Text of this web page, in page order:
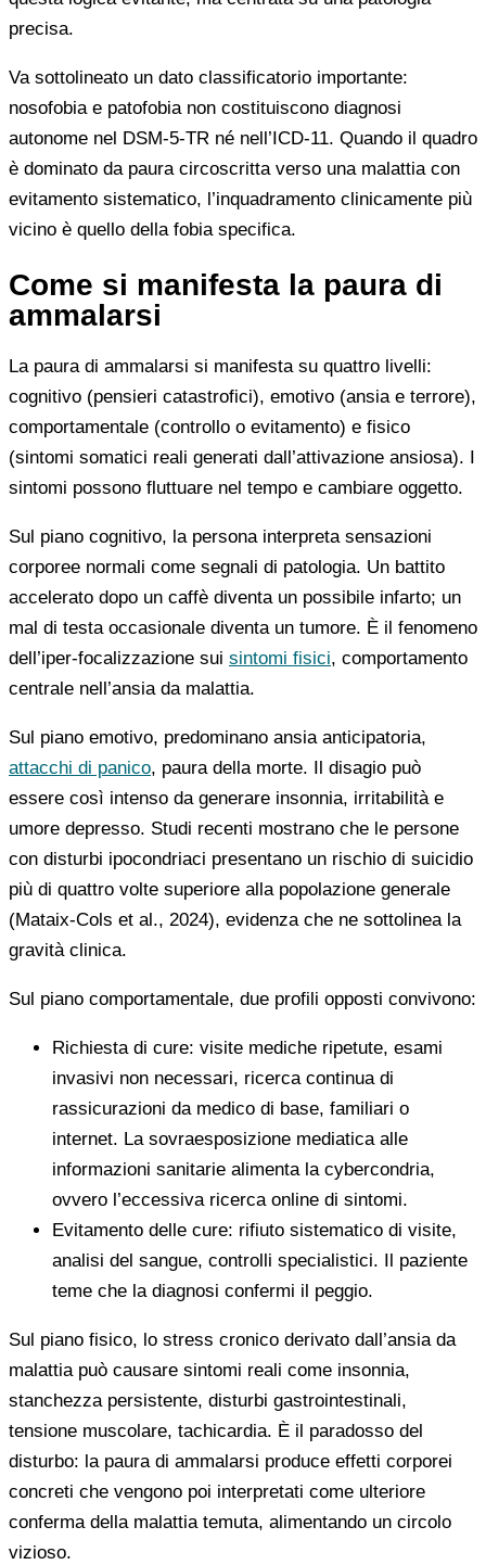
precisa.
Va sottolineato un dato classificatorio importante:
nosofobia e patofobia non costituiscono diagnosi
autonome nel DSM-5-TR né nell’ICD-11. Quando il quadro
è dominato da paura circoscritta verso una malattia con
evitamento sistematico, l’inquadramento clinicamente più
vicino è quello della fobia specifica.
Come si manifesta la paura di
ammalarsi
La paura di ammalarsi si manifesta su quattro livelli:
cognitivo (pensieri catastrofici), emotivo (ansia e terrore),
comportamentale (controllo o evitamento) e fisico
(sintomi somatici reali generati dall’attivazione ansiosa). I
sintomi possono fluttuare nel tempo e cambiare oggetto.
Sul piano cognitivo, la persona interpreta sensazioni
corporee normali come segnali di patologia. Un battito
accelerato dopo un caffè diventa un possibile infarto; un
mal di testa occasionale diventa un tumore. È il fenomeno
dell’iper-focalizzazione sui sintomi fisici, comportamento
centrale nell’ansia da malattia.
Sul piano emotivo, predominano ansia anticipatoria,
attacchi di panico, paura della morte. Il disagio può
essere così intenso da generare insonnia, irritabilità e
umore depresso. Studi recenti mostrano che le persone
con disturbi ipocondriaci presentano un rischio di suicidio
più di quattro volte superiore alla popolazione generale
(Mataix-Cols et al., 2024), evidenza che ne sottolinea la
gravità clinica.
Sul piano comportamentale, due profili opposti convivono:
Richiesta di cure: visite mediche ripetute, esami
invasivi non necessari, ricerca continua di
rassicurazioni da medico di base, familiari o
internet. La sovraesposizione mediatica alle
informazioni sanitarie alimenta la cybercondria,
ovvero l’eccessiva ricerca online di sintomi.
Evitamento delle cure: rifiuto sistematico di visite,
analisi del sangue, controlli specialistici. Il paziente
teme che la diagnosi confermi il peggio.
Sul piano fisico, lo stress cronico derivato dall’ansia da
malattia può causare sintomi reali come insonnia,
stanchezza persistente, disturbi gastrointestinali,
tensione muscolare, tachicardia. È il paradosso del
disturbo: la paura di ammalarsi produce effetti corporei
concreti che vengono poi interpretati come ulteriore
conferma della malattia temuta, alimentando un circolo
vizioso.